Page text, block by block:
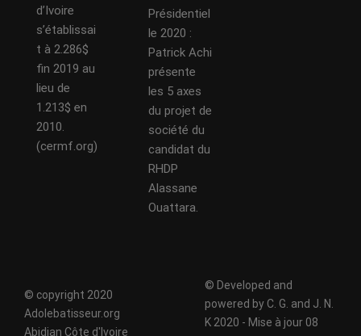
d’Ivoire
s’établissai
t à 2.286$
fin 2019 au
lieu de
1.213$ en
2010.
(cermf.org)
Présidentiel
le 2020 :
Patrick Achi
présente
les 5 axes
du projet de
société du
candidat du
RHDP
Alassane
Ouattara.
© copyright 2020
Adolebatisseur.org
Abidjan Côte d'Ivoire
© Developed and
powered by C. G. and J. N.
K 2020 - Mise à jour 08